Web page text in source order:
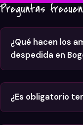
Preguntas
¿Qué hacen los
despedida en
¿Es obligatorio